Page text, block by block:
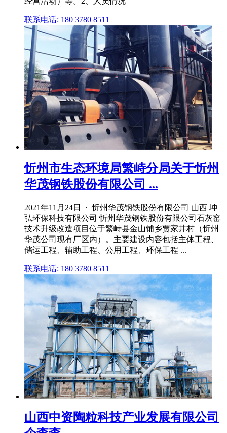
联系电话: 180 3780 8511
忻州市生态环境局繁峙分局关于忻州
华茂钢铁股份有限公司 ...
2021年11月24日 · 忻州华茂钢铁股份有限公司 山西 坤
弘环保科技有限公司 忻州华茂钢铁股份有限公司石灰窑
技术升级改造项目位于繁峙县金山铺乡贾家井村（忻州
华茂公司现有厂区内）。主要建设内容包括主体工程、
储运工程、辅助工程、公用工程、环保工程 ...
联系电话: 180 3780 8511
山西中资陶粒科技产业发展有限公司